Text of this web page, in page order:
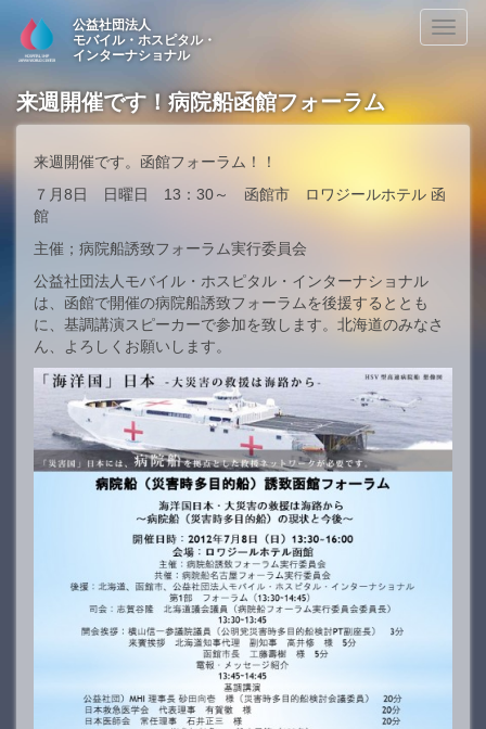
公益社団法人
モバイル・ホスピタル・
インターナショナル
来週開催です！病院船函館フォーラム
来週開催です。函館フォーラム！！
７月8日 日曜日 13：30～ 函館市 ロワジールホテル 函
館
主催；病院船誘致フォーラム実行委員会
公益社団法人モバイル・ホスピタル・インターナショナル
は、函館で開催の病院船誘致フォーラムを後援するととも
に、基調講演スピーカーで参加を致します。北海道のみなさ
ん、よろしくお願いします。